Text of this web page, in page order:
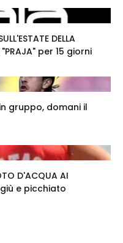
DELLA
per 15 giorni
in gruppo, domani il
D'ACQUA AI
e picchiato